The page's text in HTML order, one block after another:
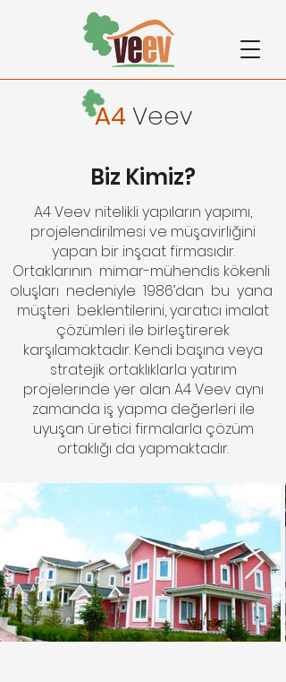
A4 Veev
Biz Kimiz?
A4Veev nitelikli yapıların yapımı,
projelendirilmesi ve müşavirliğini
yapan bir inşaat firmasıdır.
Ortaklarının mimar-mühendis kökenli
oluşları nedeniyle 1986’dan bu yana
müşteri beklentilerini, yaratıcı imalat
çözümleri ile birleştirerek
karşılamaktadır. Kendi başına veya
stratejik ortaklıklarla yatırım
projelerinde yer alan A4 Veev aynı
zamanda iş yapma değerleri ile
uyuşan üretici firmalarla çözüm
ortaklığı da yapmaktadır.